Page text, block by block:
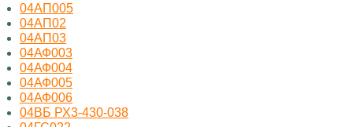
04АП005
04АП02
04АП03
04АФ003
04АФ004
04АФ005
04АФ006
04ВБ РХ3-430-038